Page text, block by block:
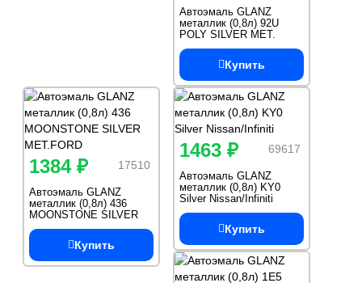
Автоэмаль GLANZ
металлик (0,8л) 92U
POLY SILVER MET.
Купить
17510
1384 ₽
Автоэмаль GLANZ
металлик (0,8л) 436
MOONSTONE SILVER
MET.FORD
Купить
69617
1463 ₽
Автоэмаль GLANZ
металлик (0,8л) KY0
Silver Nissan/Infiniti
Купить